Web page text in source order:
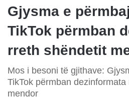
Gjysma e
TikTok përmban
rreth shëndetit
Mos i besoni të gjithave:
TikTok përmban
mendor